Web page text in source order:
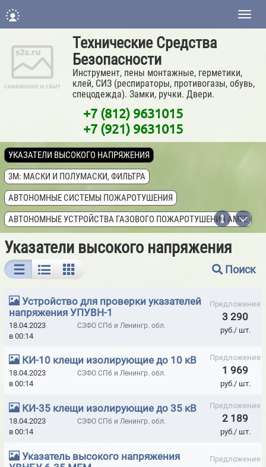
Технические Средства
Безопасности
Инструмент, пены монтажные, герметики,
клей, СИЗ (респираторы, противогазы, обувь,
спецодежда). Замки, ручки. Двери.
+7 (812) 9631015
+7 (921) 9631015
УКАЗАТЕЛИ ВЫСОКОГО НАПРЯЖЕНИЯ
3M: МАСКИ И ПОЛУМАСКИ, ФИЛЬТРА
АВТОНОМНЫЕ СИСТЕМЫ ПОЖАРОТУШЕНИЯ
АВТОНОМНЫЕ УСТРОЙСТВА ГАЗОВОГО ПОЖАРОТУШЕНИЯ AMFE
АНТИБАКТЕРИАЛЬНЫЕ ГЕЛИ ДЛЯ РУК
АПТЕЧКИ МЕДИЦИНСКИЕ ПЕРВОЙ ПОМОЩИ
ВИБРОМЕТРЫ - ПРИБОРЫ МГНОВЕННОЙ ОЦЕНКИ СОСТОЯНИЯ
ПОДШИПНИКОВ
ГАЗОАНАЛИЗАТОРЫ ALTAIR
ГЕРМЕТИК КРОВЕЛЬНЫЙ И ГИДРОИЗОЛЯЦИОННЫЙ ELAPROOF
(ФИНЛЯНДИЯ)
ГЕРМЕТИКИ LOCTITE
ГЕРМЕТИКИ MAKROFIX МОРОЗОСТОЙКИЕ
ГЕРМЕТИКИ MAKROFLEX
ГЕРМЕТИКИ MASTERFIX
ГЕРМЕТИКИ MASTERSIL
Указатели высокого напряжения
Поиск
Устройство для проверки указателей
напряжения УПУВН-1
Предложение
3 290
руб./ шт.
18.04.2023
в 00:14
СЗФО СПб и Ленингр. обл.
КИ-10 клещи изолирующие до 10 кВ Предложение
1 969
руб./ шт.
18.04.2023
в 00:14
СЗФО СПб и Ленингр. обл.
КИ-35 клещи изолирующие до 35 кВ Предложение
2 189
руб./ шт.
18.04.2023
в 00:14
СЗФО СПб и Ленингр. обл.
Указатель высокого напряжения
Предложение